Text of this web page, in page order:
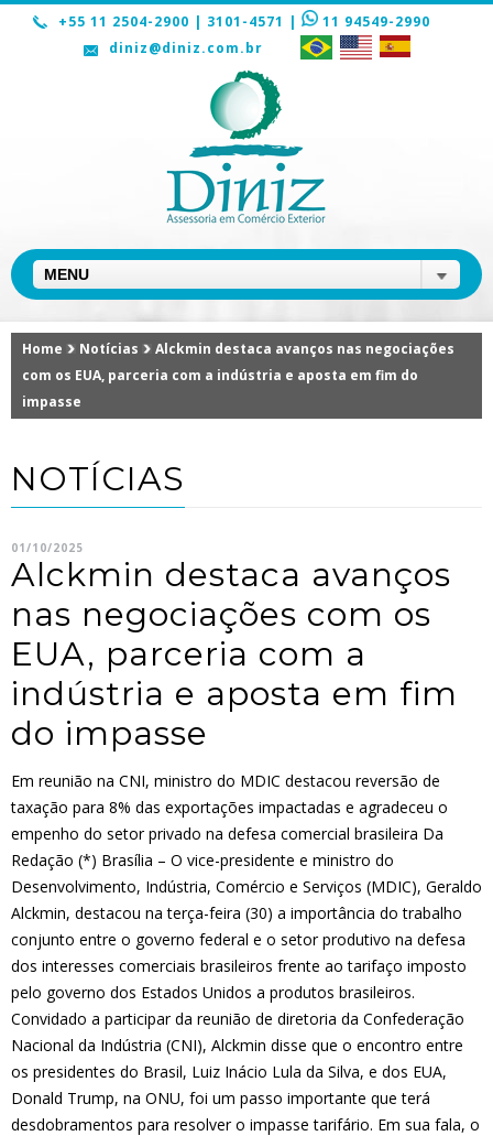
+55 11 2504-2900 | 3101-4571 |
11 94549-2990
diniz@diniz.com.br
PT EN ES
Home Notícias
Alckmin destaca avanços nas negociações
com os EUA, parceria com a indústria e aposta em fim do
impasse
NOTÍCIAS
01/10/2025
Alckmin destaca avanços
nas negociações com os
EUA, parceria com a
indústria e aposta em fim
do impasse
Em reunião na CNI, ministro do MDIC destacou reversão de
taxação para 8% das exportações impactadas e agradeceu o
empenho do setor privado na defesa comercial brasileira Da
Redação (*) Brasília – O vice-presidente e ministro do
Desenvolvimento, Indústria, Comércio e Serviços (MDIC), Geraldo
Alckmin, destacou na terça-feira (30) a importância do trabalho
conjunto entre o governo federal e o setor produtivo na defesa
dos interesses comerciais brasileiros frente ao tarifaço imposto
pelo governo dos Estados Unidos a produtos brasileiros.
Convidado a participar da reunião de diretoria da Confederação
Nacional da Indústria (CNI), Alckmin disse que o encontro entre
os presidentes do Brasil, Luiz Inácio Lula da Silva, e dos EUA,
Donald Trump, na ONU, foi um passo importante que terá
desdobramentos para resolver o impasse tarifário. Em sua fala, o